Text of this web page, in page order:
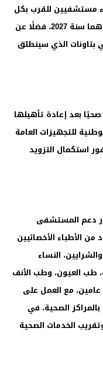
إلى جانب بناء مستشفيين للقرب بكل
من قرية با محمد وغفساي، المرتقب إنجازهما سنة 2027، فضلًا عن
الذي سينطلق
على قرب تدشين 11 مركزًا صحيًا بعد إعادة تأهيلها
للتجهيزات العامة
استكمال التزويد
دعم المستشفى
الأطباء الأخصائيين
النساء
طب العيون، وطب الأنف
عامين، مع العمل على
الصحية، في
الخدمات الصحية